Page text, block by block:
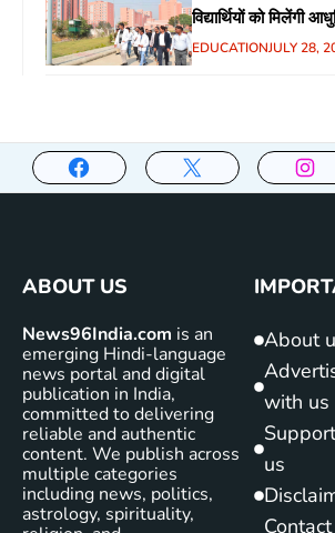
विद्यार्थियों को मिलेंगी
EDUCATIONJULY 28,
ABOUT US
News96India.com is an
emerging Hindi-language
news portal and digital
publication in India,
committed to delivering
reliable and authentic
content. We publish across
multiple categories
including news, politics,
astrology, spirituality,
About
with us
Support
us
Contact